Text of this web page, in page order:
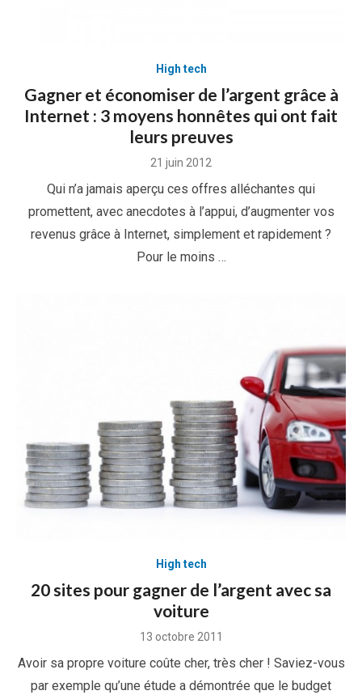
High tech
Gagner et économiser de l’argent grâce à
Internet : 3 moyens honnêtes qui ont fait
leurs preuves
Posted
21 juin 2012
Qui n’a jamais aperçu ces offres alléchantes qui
promettent, avec anecdotes à l’appui, d’augmenter vos
revenus grâce à Internet, simplement et rapidement ?
Pour le moins …
High tech
20 sites pour gagner de l’argent avec sa
voiture
Posted
13 octobre 2011
Avoir sa propre voiture coûte cher, très cher ! Saviez-vous
par exemple qu’une étude a démontrée que le budget